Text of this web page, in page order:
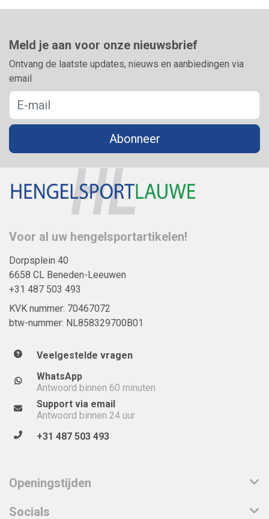
Meld je aan voor onze nieuwsbrief
Ontvang de laatste updates, nieuws en aanbiedingen via
email
Abonneer
Voor al uw hengelsportartikelen!
Dorpsplein 40
6658 CL Beneden-Leeuwen
+31 487 503 493
KVK nummer: 70467072
btw-nummer: NL858329700B01
Veelgestelde vragen
WhatsApp
Antwoord binnen 60 minuten
Support via email
Antwoord binnen 24 uur
+31 487 503 493
Openingstijden
Socials